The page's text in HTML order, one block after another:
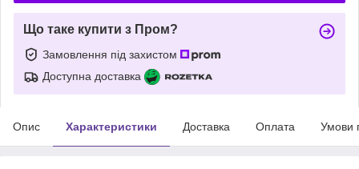
Що таке купити з Пром?
Замовлення під захистом
Доступна доставка
Опис Характеристики Доставка Оплата Умови